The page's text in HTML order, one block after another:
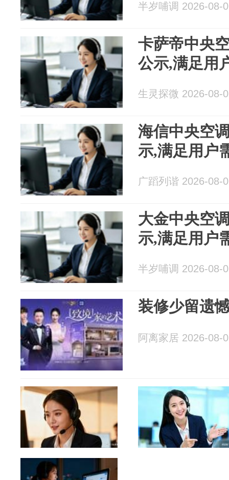
半岁哺调 2026-08-
卡萨帝中央
公示,满足用
生灵探微 2026-08-
海信中央空
示,满足用户
广蹈列谐 2026-08-
大金中央空
示,满足用户
半岁哺调 2026-08-
装修少留遗
阿离家居 2026-08-